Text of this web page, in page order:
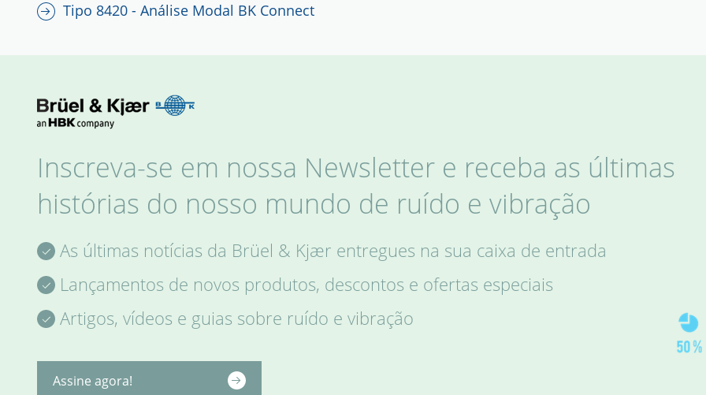
Tipo 8420 - Análise Modal BK Connect
Inscreva-se em nossa Newsletter e receba as últimas
histórias do nosso mundo de ruído e vibração
As últimas notícias da Brüel & Kjær entregues na sua caixa de entrada
Lançamentos de novos produtos, descontos e ofertas especiais
Artigos, vídeos e guias sobre ruído e vibração
Assine agora!